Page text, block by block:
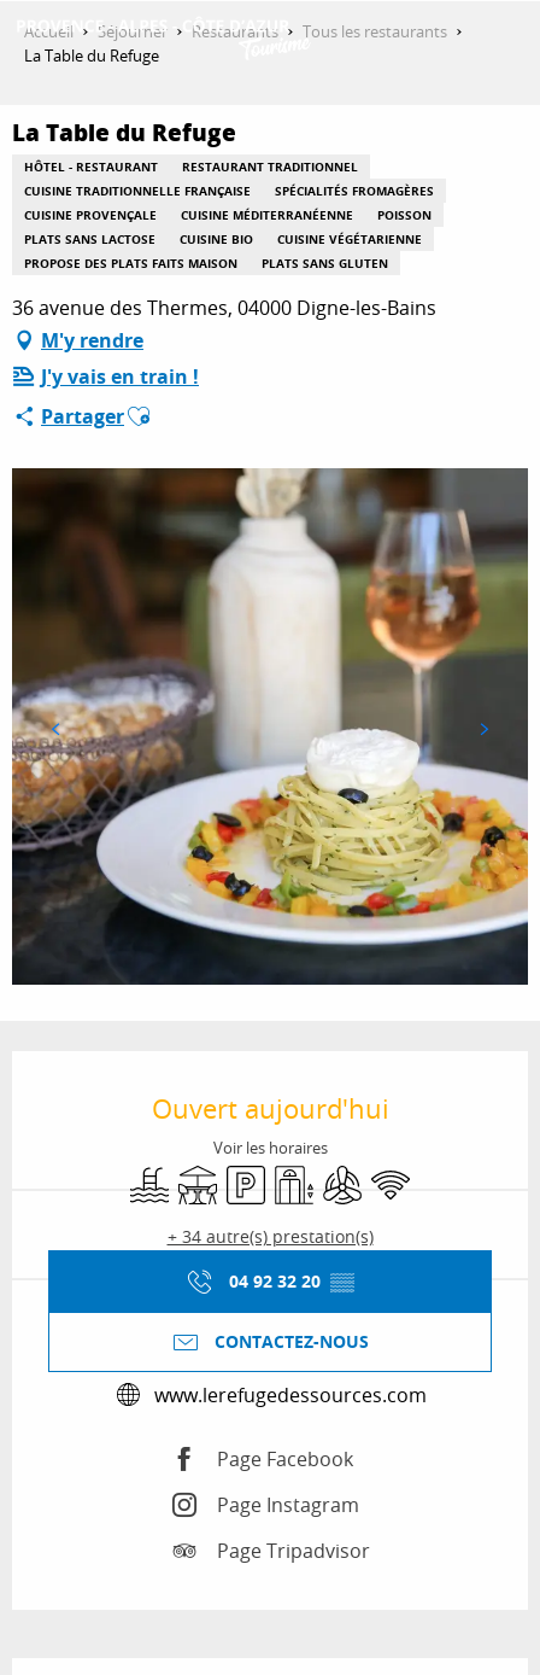
QUE FAIRE ?
SÉJOURNER
ESPACE PRO
Accueil Séjourner Restaurants
Tous les restaurants
La Table du Refuge
La Table du Refuge
HÔTEL - RESTAURANT
RESTAURANT TRADITIONNEL
CUISINE TRADITIONNELLE FRANÇAISE
SPÉCIALITÉS FROMAGÈRES
CUISINE PROVENÇALE
CUISINE MÉDITERRANÉENNE
POISSON
PLATS SANS LACTOSE
CUISINE BIO
CUISINE VÉGÉTARIENNE
PROPOSE DES PLATS FAITS MAISON
PLATS SANS GLUTEN
36 avenue des Thermes, 04000 Digne-les-Bains
M'y rendre
J'y vais en train !
PartagerAjouter aux favoris
Ouvert aujourd'hui
Voir les horaires
PiscineTerrasseParkingAscenseurAir conditionné
WiFi
+ 34 autre(s) prestation(s)
04 92 32 20 ▒▒
CONTACTEZ-NOUS
www.lerefugedessources.com
Page Facebook
Page Instagram
Page Tripadvisor